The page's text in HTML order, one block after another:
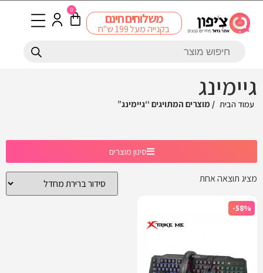
משלוחים חינם
בקנייה מעל 199 ש"ח
0
גיימינג
עמוד הבית / מוצרים המתויגים “גיימינג”
סינון מוצרים
מציג תוצאה אחת
-58%